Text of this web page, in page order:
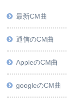
最新CM曲
通信のCM曲
AppleのCM曲
googleのCM曲